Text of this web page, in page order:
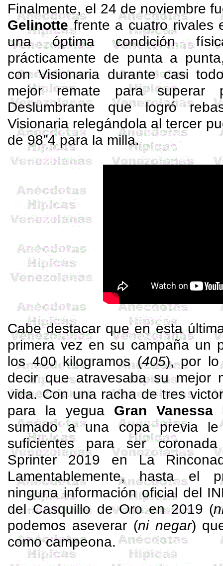
Finalmente, el 24 de noviembre
Gelinottefrente a cuatro rivales
una óptima condición
prácticamente de punta a
con Visionaria durante casi
mejor remate para
Deslumbrante que logró
Visionaria relegándola al tercer
de 98”4 para la milla.
Cabe destacar que en esta
primera vez en su campaña un
los 400 kilogramos (405), por lo
decir que atravesaba su mejor
vida. Con una racha de tres
para la yegua Gran Vanessa
sumado a una copa previa le
suficientes para ser
Sprinter 2019 en La
Lamentablemente, hasta el
ninguna información oficial del
del Casquillo de Oro en 2019 (
podemos aseverar (ni negar)
como campeona.